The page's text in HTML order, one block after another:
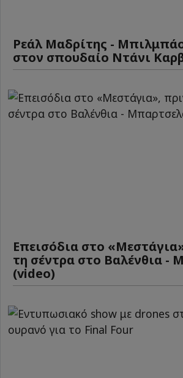
Ρεάλ Μαδρίτης -
στον σπουδαίο Ντάνι
Επεισόδια στο
τη σέντρα στο Βαλένθια -
(video)